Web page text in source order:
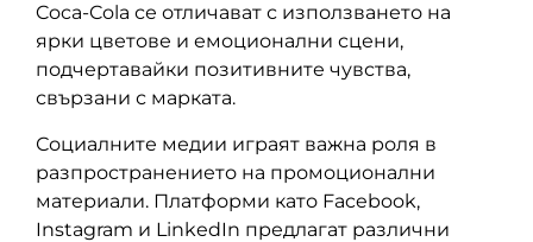
Coca-Cola се отличават с използването на
ярки цветове и емоционални сцени,
подчертавайки позитивните чувства,
свързани с марката.
Социалните медии играят важна роля в
разпространението на промоционални
материали. Платформи като Facebook,
Instagram и LinkedIn предлагат различни